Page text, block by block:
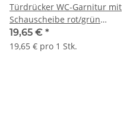
Türdrücker WC-Garnitur mit
Schauscheibe rot/grün
Häfele Edelstahl poliert
19,65 € *
19,65 € pro 1 Stk.